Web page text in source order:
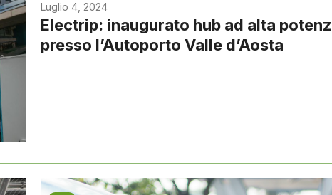
Luglio 4, 2024
Electrip: inaugurato hub ad alta
presso l’Autoporto Valle d’Aosta